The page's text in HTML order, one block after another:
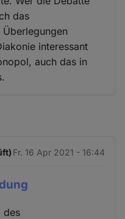
das
interessant
auch das in
Fr. 16 Apr 2021 - 16:44
des